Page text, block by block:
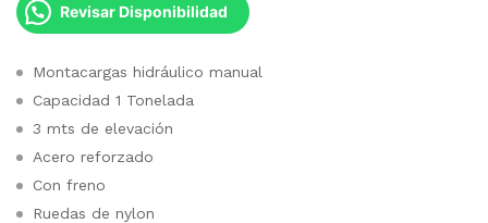
Revisar Disponibilidad
Montacargas hidráulico manual
Capacidad 1 Tonelada
3 mts de elevación
Acero reforzado
Con freno
Ruedas de nylon